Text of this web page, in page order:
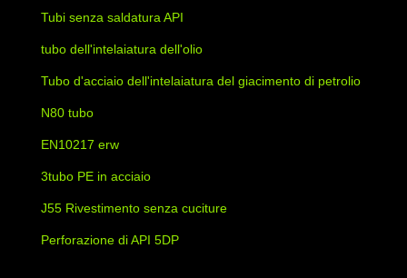
Tubi senza saldatura API
tubo dell'intelaiatura dell'olio
Tubo d'acciaio dell'intelaiatura del giacimento di petrolio
N80 tubo
EN10217 erw
3tubo PE in acciaio
J55 Rivestimento senza cuciture
Perforazione di API 5DP